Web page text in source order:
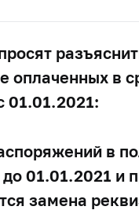
оплаченных в
01.01.2021:
в
01.01.2021 и
замена